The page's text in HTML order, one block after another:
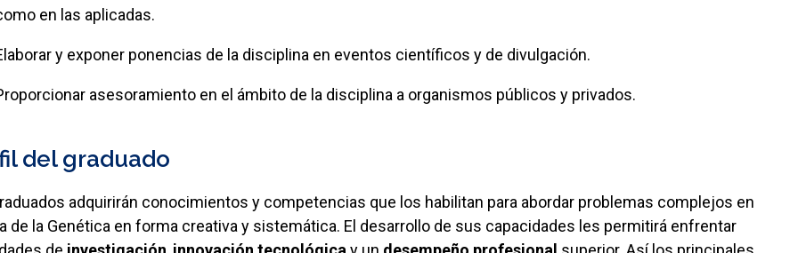
en las aplicadas.
y exponer ponencias de la disciplina en eventos científicos y de divulgación.
asesoramiento en el ámbito de la disciplina a organismos públicos y privados.
del graduado
adquirirán conocimientos y competencias que los habilitan para abordar problemas complejos en
de la Genética en forma creativa y sistemática. El desarrollo de sus capacidades les permitirá enfrentar